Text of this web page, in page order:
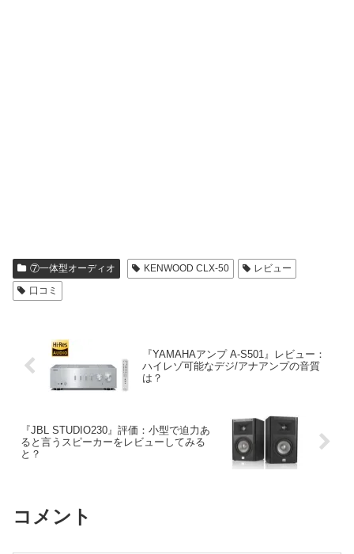
⑦一体型オーディオ KENWOOD CLX-50
レビュー
口コミ
『YAMAHAアンプ A-S501』レビュー：
ハイレゾ可能なデジ/アナアンプの音質
は？
『JBL STUDIO230』評価：小型で迫力あ
ると言うスピーカーをレビューしてみる
と？
コメント